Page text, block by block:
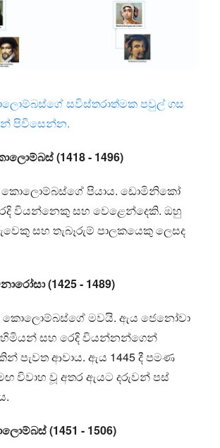
සවිස්තරාත්මක පවුල් ගස
පිවිසෙන්න.
(1418 - 1496)
කොලොම්බස්ගේ පියාය. ඩොමිනිකෝ
වියන්නෙකු සහ වෙළෙන්දෙකි. ඔහු
සහ තැබෑරුම් පාලකයෙකු ලෙසද
(1425 - 1489)
කොලොම්බස්ගේ මවයි. ඇය ජෙනෝවා
හිමියන් සහ රෙදි වියන්නන්ගෙන්
පැවත ආවාය. ඇය 1445 දී පමණ
විවාහ වූ අතර ඇයට දරුවන් පස්
(1451 - 1506)